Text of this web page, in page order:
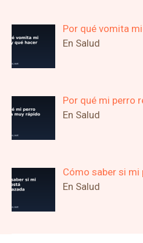
Por qué vomita
En Salud
Por qué mi perro
En Salud
Cómo saber si mi
En Salud